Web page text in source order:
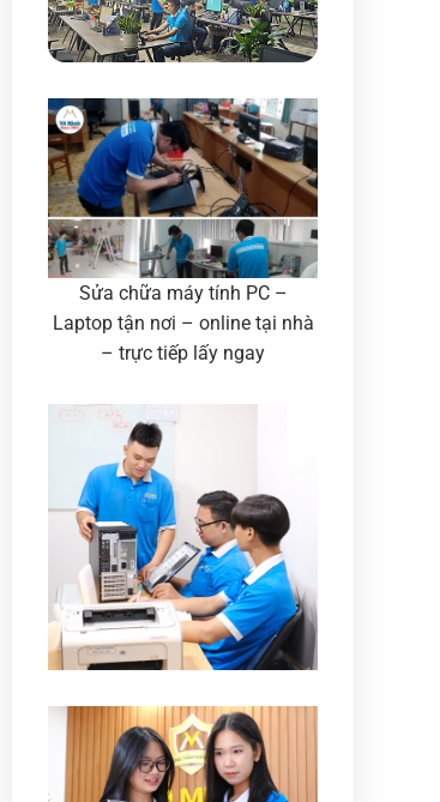
Sửa chữa máy tính PC –
Laptop tận nơi – online tại nhà
– trực tiếp lấy ngay